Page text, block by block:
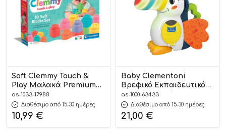
Soft Clemmy Touch &
Play Μαλακά Premium
Τουβλάκια 10τμχ 6-36m+
– As Company
as-1033-17988
Διαθέσιμο από 15-30 ημέρες
10,99 €
Baby Clementoni
Βρεφικό Εκπαιδευτικό
Παιχνίδι Χουάν το
Τουκάν – Μιλάει Ελληνικά
12m+ – As Company
as-1000-63433
Διαθέσιμο από 15-30 ημέρες
21,00 €